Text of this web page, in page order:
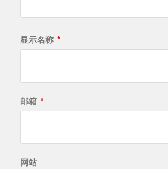
显示名称 *
邮箱 *
网站